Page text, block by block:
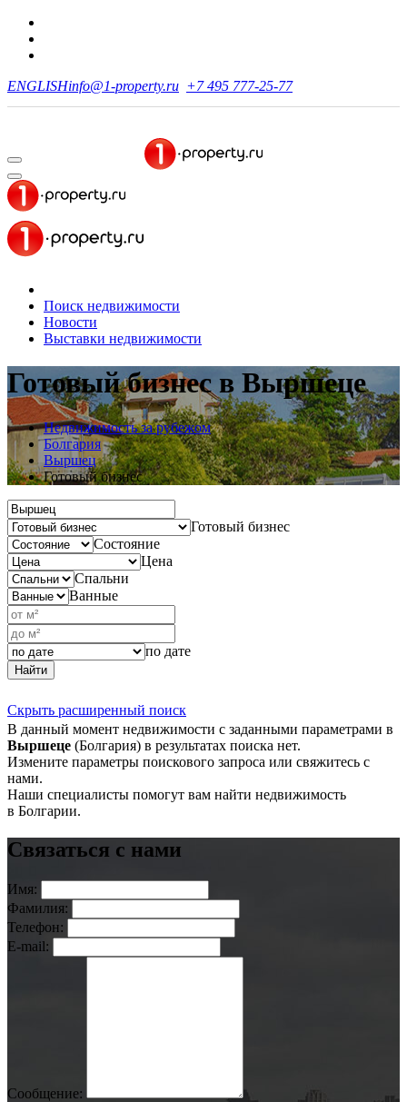
ENGLISHinfo@1-property.ru +7 495 777-25-77
Поиск недвижимости
Новости
Выставки недвижимости
Готовый бизнесв Выршеце
Недвижимость за рубежом
Болгария
Выршец
Готовый бизнес
Готовый бизнес
Состояние
Цена
Спальни
Ванные
по дате
Найти
Скрыть расширенный поиск
В данный момент недвижимости с заданными параметрами в
Выршеце (Болгария) в результатах поиска нет.
Измените параметры поискового запроса или свяжитесь с
нами.
Наши специалисты помогут вам найти недвижимость
в Болгарии.
Связаться с нами
Имя:
Фамилия:
Телефон:
E-mail:
Сообщение: